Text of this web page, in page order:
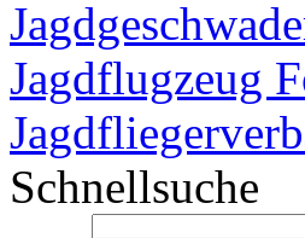
Jagdflugzeug
Schnellsuche